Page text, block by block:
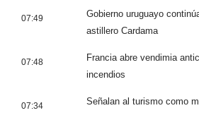
07:49
Gobierno uruguayo
astillero Cardama
07:48
Francia abre vendimia
incendios
07:34 Señalan al turismo como